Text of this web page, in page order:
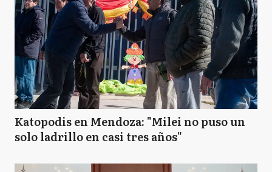
Katopodis en Mendoza: "Milei no puso un
solo ladrillo en casi tres años"